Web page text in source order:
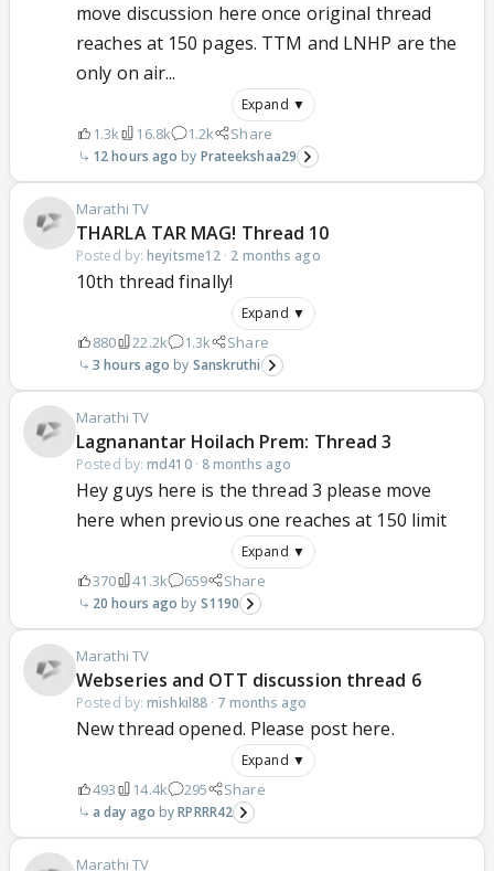
move discussion here once original thread
reaches at 150 pages. TTM and LNHP are the
only on air...
Expand ▼
1.3k 16.8k 1.2k Share
12 hours ago Prateekshaa29
Marathi TV
THARLA TAR MAG! Thread 10
Posted by: heyitsme12 · 2 months ago
10th thread finally!
Expand ▼
880 22.2k 1.3k Share
3 hours ago Sanskruthi
Marathi TV
Lagnanantar Hoilach Prem: Thread 3
Posted by: md410· 8 months ago
Hey guys here is the thread 3 please move
here when previous one reaches at 150 limit
Expand ▼
370 41.3k 659 Share
20 hours ago S1190
Marathi TV
Webseries and OTT discussion thread 6
Posted by: mishkil88 · 7 months ago
New thread opened. Please post here.
Expand ▼
493 14.4k 295 Share
a day ago RPRRR42
Marathi TV